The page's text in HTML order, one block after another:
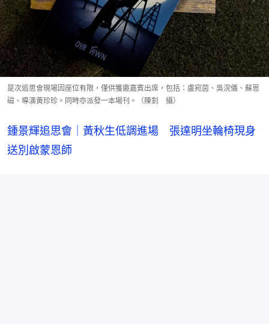
是次追思會現場因座位有限，僅供獲邀嘉賓出席，包括：盧宛茵、吳浣儀、蘇恩
磁、導演黃珍珍。同時亦派發一本場刊。（陳釗 攝）
鍾景輝追思會｜黃秋生低調進場　張達明坐輪椅現身
送別啟蒙恩師